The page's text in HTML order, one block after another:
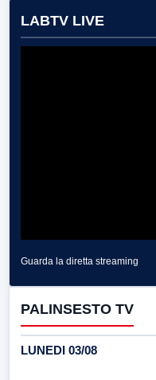
LABTV LIVE
Guarda la diretta streaming
PALINSESTO TV
LUNEDI 03/08